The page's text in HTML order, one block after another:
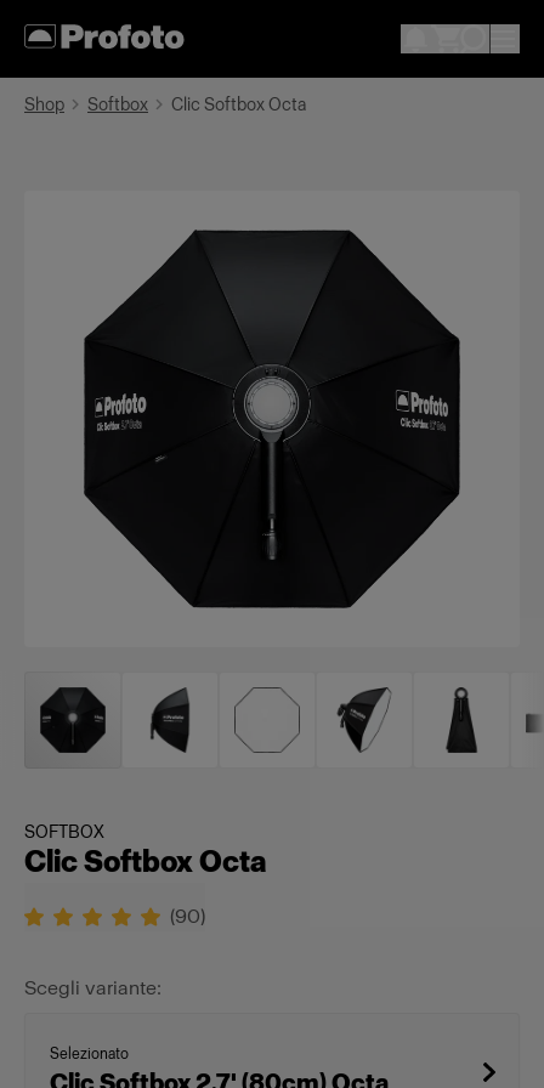
Shop Softbox Clic Softbox Octa
SOFTBOX
Clic Softbox Octa
(90)
Scegli variante:
Selezionato